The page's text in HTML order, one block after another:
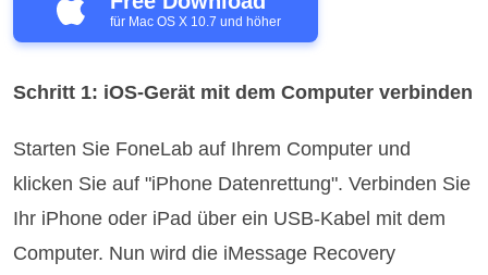
für Mac OS X 10.7 und höher
Schritt 1: iOS-Gerät mit dem Computer verbinden
Starten Sie FoneLab auf Ihrem Computer und
klicken Sie auf "iPhone Datenrettung". Verbinden Sie
Ihr iPhone oder iPad über ein USB-Kabel mit dem
Computer. Nun wird die iMessage Recovery